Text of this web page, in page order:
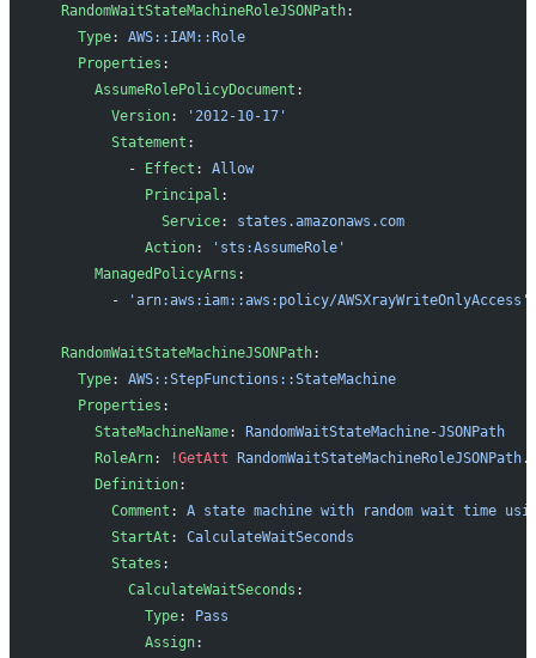
  RandomWaitStateMachineRoleJSONPath
:
    Type
: AWS::IAM::Role
    Properties
:
      AssumeRolePolicyDocument
:
        Version
:
'2012-10-17'
        Statement
:
          -
Effect : Allow
            Principal
:
              Service
: states.amazonaws.com
            Action
:
'sts:AssumeRole'
      ManagedPolicyArns
:
        -
'arn:aws:iam::aws:policy/AWSXrayWriteOnlyAccess'
  RandomWaitStateMachineJSONPath
:
    Type
: AWS::StepFunctions::StateMachine
    Properties
:
      StateMachineName
: RandomWaitStateMachine-JSONPath
      RoleArn
: !GetAtt
      Definition
:
        Comment
: A state machine with random wait time
        StartAt
: CalculateWaitSeconds
        States
:
          CalculateWaitSeconds
:
            Type
: Pass
            Assign
: